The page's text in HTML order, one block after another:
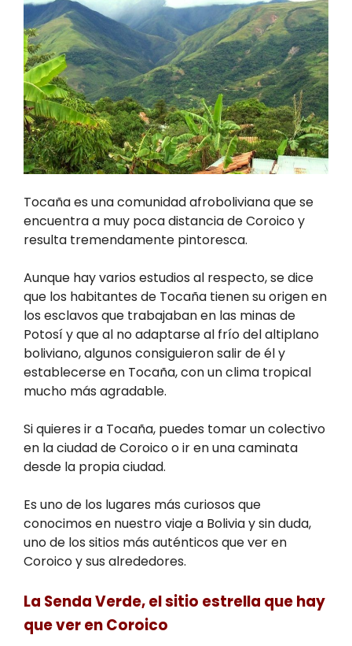
Tocaña es una comunidad afroboliviana que se
encuentra a muy poca distancia de Coroico y
resulta tremendamente pintoresca.
Aunque hay varios estudios al respecto, se dice
que los habitantes de Tocaña tienen su origen en
los esclavos que trabajaban en las minas de
Potosí y que al no adaptarse al frío del altiplano
boliviano, algunos consiguieron salir de él y
establecerse en Tocaña, con un clima tropical
mucho más agradable.
Si quieres ir a Tocaña, puedes tomar un colectivo
en la ciudad de Coroico o ir en una caminata
desde la propia ciudad.
Es uno de los lugares más curiosos que
conocimos en nuestro viaje a Bolivia y sin duda,
uno de los sitios más auténticos que ver en
Coroico y sus alrededores.
La Senda Verde, el sitio estrella que hay
que ver en Coroico